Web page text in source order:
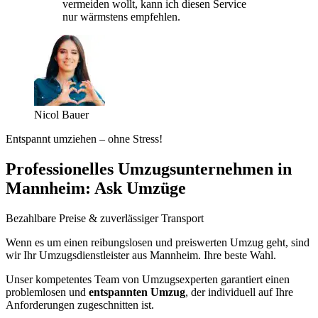
vermeiden wollt, kann ich diesen Service
nur wärmstens empfehlen.
Nicol Bauer
Entspannt umziehen – ohne Stress!
Professionelles Umzugsunternehmen in
Mannheim: Ask Umzüge
Bezahlbare Preise & zuverlässiger Transport
Wenn es um einen reibungslosen und preiswerten Umzug geht, sind
wir Ihr Umzugsdienstleister aus Mannheim. Ihre beste Wahl.
Unser kompetentes Team von Umzugsexperten garantiert einen
problemlosen und entspannten Umzug, der individuell auf Ihre
Anforderungen zugeschnitten ist.